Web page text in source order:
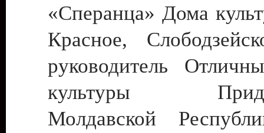
«Сперанца» Дома
Красное,
руководитель
культуры
Молдавской